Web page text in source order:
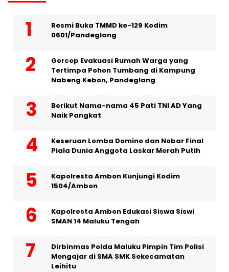
Resmi Buka TMMD ke-129 Kodim
0601/Pandeglang
Gercep Evakuasi Rumah Warga yang
Tertimpa Pohon Tumbang di Kampung
Nabeng Kebon, Pandeglang
Berikut Nama-nama 45 Pati TNI AD Yang
Naik Pangkat
Keseruan Lomba Domino dan Nobar Final
Piala Dunia Anggota Laskar Merah Putih
Kapolresta Ambon Kunjungi Kodim
1504/Ambon
Kapolresta Ambon Edukasi Siswa Siswi
SMAN 14 Maluku Tengah
Dirbinmas Polda Maluku Pimpin Tim Polisi
Mengajar di SMA SMK Sekecamatan
Leihitu